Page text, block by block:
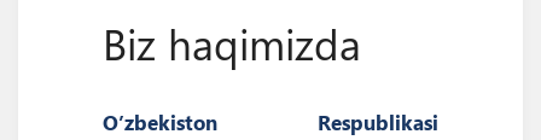
Biz haqimizda
O’zbekiston Respublikasi